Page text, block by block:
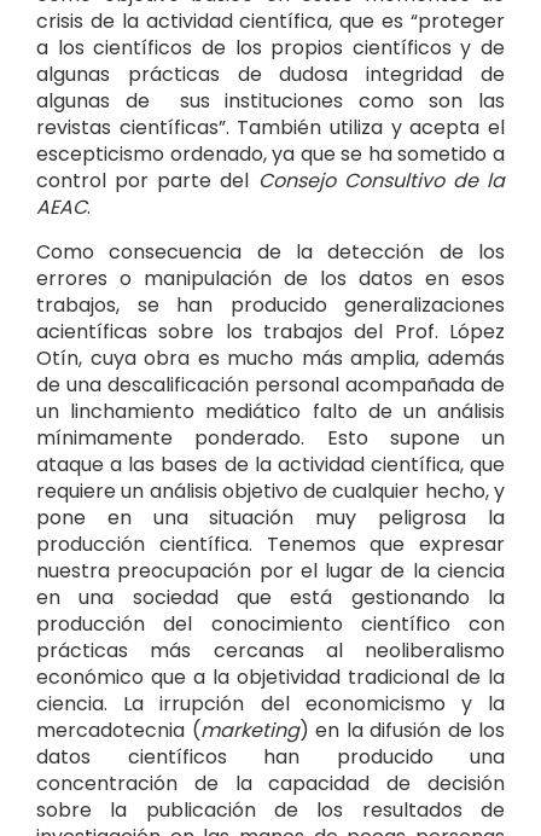
crisis de la actividad científica, que es “proteger
a los científicos de los propios científicos y de
algunas prácticas de dudosa integridad de
algunas de sus instituciones como son las
revistas científicas”. También utiliza y acepta el
escepticismo ordenado, ya que se ha sometido a
control por parte del Consejo Consultivo de la
AEAC.
Como consecuencia de la detección de los
errores o manipulación de los datos en esos
trabajos, se han producido generalizaciones
acientíficas sobre los trabajos del Prof. López
Otín, cuya obra es mucho más amplia, además
de una descalificación personal acompañada de
un linchamiento mediático falto de un análisis
mínimamente ponderado. Esto supone un
ataque a las bases de la actividad científica, que
requiere un análisis objetivo de cualquier hecho, y
pone en una situación muy peligrosa la
producción científica. Tenemos que expresar
nuestra preocupación por el lugar de la ciencia
en una sociedad que está gestionando la
producción del conocimiento científico con
prácticas más cercanas al neoliberalismo
económico que a la objetividad tradicional de la
ciencia. La irrupción del economicismo y la
mercadotecnia (marketing) en la difusión de los
datos científicos han producido una
concentración de la capacidad de decisión
sobre la publicación de los resultados de